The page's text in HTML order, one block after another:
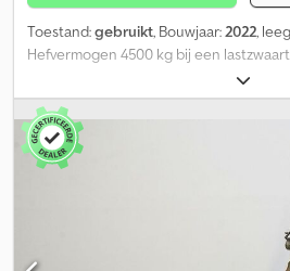
Toestand:gebruikt, Bouwjaar:2022,
Hefvermogen 4500 kg bij een
vorkdoorsnede 80 x 60 mm, vorklengte:
1400 mm, openingsbereik: 560-1940
voorbouwmaat: 195 mm, eigen
DURWEN dubbele palletklem type DPK
mm, openingsbereik 560-1940 mm AK-AK
afzonderlijke zijdelingse verschuiving +/-
80x60x1200 mm, incl. slangen,
vorklengte: 1200, lastzwaartepunt: 600,
Cjdpfoxygrdjx Afljrf